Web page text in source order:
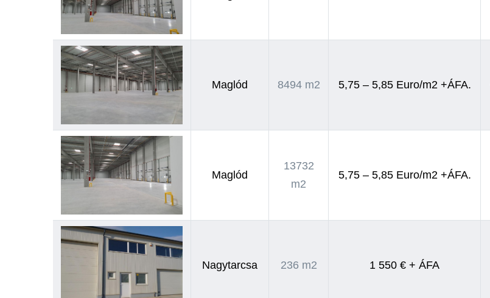
Maglód 8494 m2 5,75 – 5,85 Euro/m2 +ÁFA.
Maglód
13732
m2
5,75 – 5,85 Euro/m2 +ÁFA.
Nagytarcsa 236 m2 1 550 € + ÁFA